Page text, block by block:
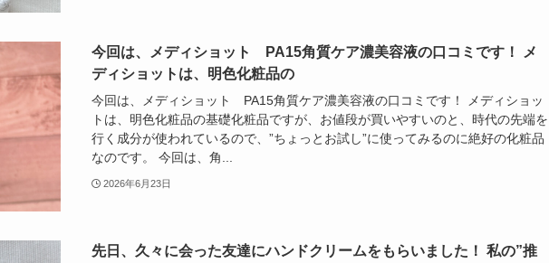
今回は、メディショット PA15角質ケア濃美容液の口コミです！ メ
ディショットは、明色化粧品の
今回は、メディショット PA15角質ケア濃美容液の口コミです！ メディショッ
トは、明色化粧品の基礎化粧品ですが、お値段が買いやすいのと、時代の先端を
行く成分が使われているので、”ちょっとお試し”に使ってみるのに絶好の化粧品
なのです。 今回は、角...
2026年6月23日
先日、久々に会った友達にハンドクリームをもらいました！ 私の”推